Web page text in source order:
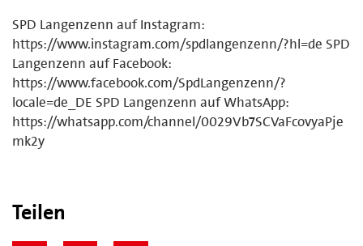
SPD Langenzenn auf Instagram:
https://www.instagram.com/spdlangenzenn/?hl=de SPD
Langenzenn auf Facebook:
https://www.facebook.com/SpdLangenzenn/?
locale=de_DE SPD Langenzenn auf WhatsApp:
https://whatsapp.com/channel/0029Vb7SCVaFcovyaPje
mk2y
Teilen